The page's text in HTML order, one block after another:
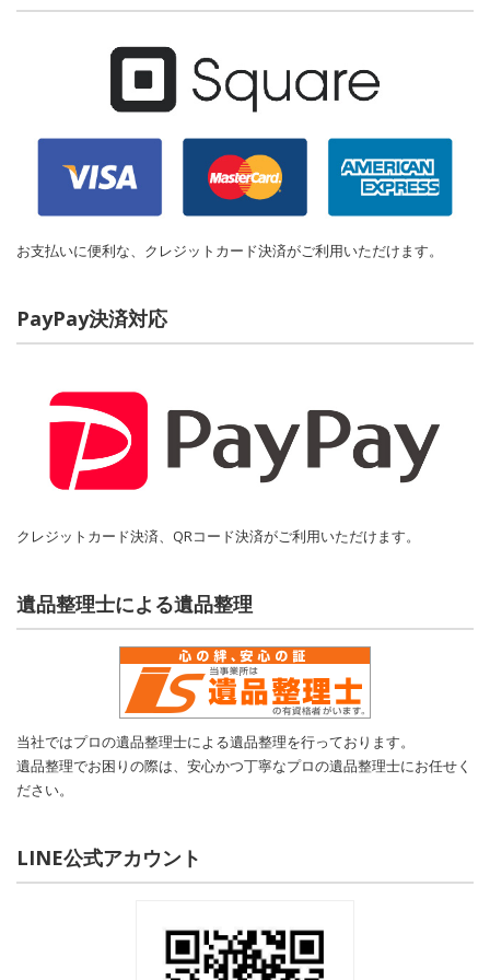
お支払いに便利な、クレジットカード決済がご利用いただけます。
PayPay決済対応
クレジットカード決済、QRコード決済がご利用いただけます。
遺品整理士による遺品整理
当社ではプロの遺品整理士による遺品整理を行っております。
遺品整理でお困りの際は、安心かつ丁寧なプロの遺品整理士にお任せく
ださい。
LINE公式アカウント